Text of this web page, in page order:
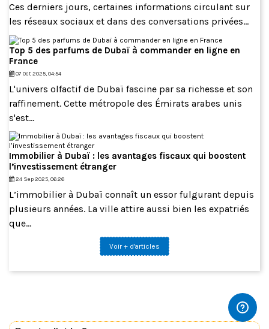
Ces derniers jours, certaines informations circulant sur
les réseaux sociaux et dans des conversations privées...
Top 5 des parfums de Dubaï à commander en ligne en
France
07 Oct 2025, 04:54
L'univers olfactif de Dubaï fascine par sa richesse et son
raffinement. Cette métropole des Émirats arabes unis
s'est...
Immobilier à Dubaï : les avantages fiscaux qui boostent
l’investissement étranger
24 Sep 2025, 06:26
L’immobilier à Dubaï connaît un essor fulgurant depuis
plusieurs années. La ville attire aussi bien les expatriés
que...
Voir + d'articles